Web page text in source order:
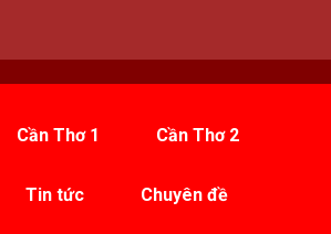
Cần Thơ 1 Cần Thơ 2
Tin tức Chuyên đề